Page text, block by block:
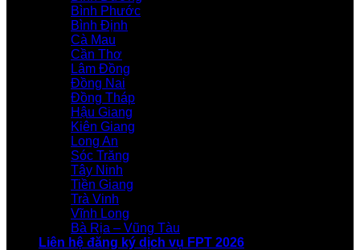
Bình Phước
Bình Định
Cà Mau
Cần Thơ
Lâm Đồng
Đồng Nai
Đồng Tháp
Hậu Giang
Kiên Giang
Long An
Sóc Trăng
Tây Ninh
Tiền Giang
Trà Vinh
Vĩnh Long
Bà Rịa – Vũng Tàu
Liên hệ đăng ký dịch vụ FPT 2026